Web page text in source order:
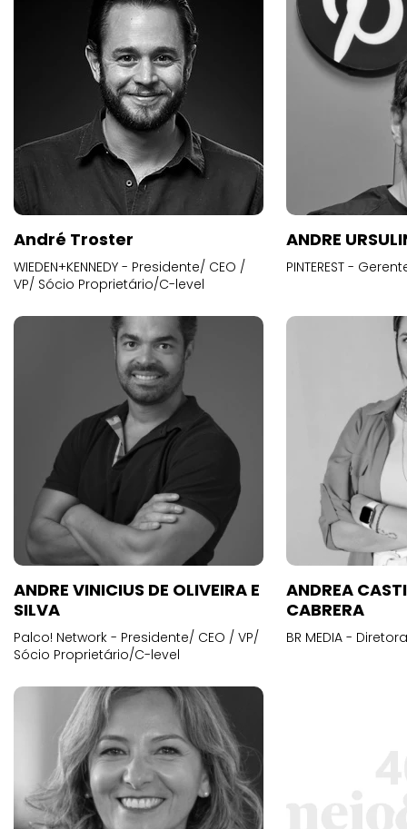
André Troster
WIEDEN+KENNEDY - Presidente/ CEO /
VP/ Sócio Proprietário/C-level
ANDRE
PINTEREST -
ANDRE VINICIUS DE OLIVEIRA E
SILVA
Palco! Network - Presidente/ CEO / VP/
Sócio Proprietário/C-level
ANDREA
CABRERA
BR MEDIA -